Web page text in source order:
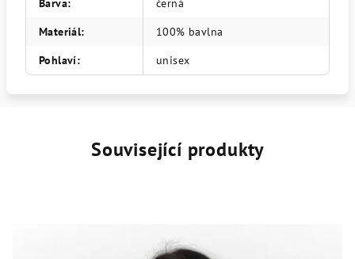
Barva:
černá
Materiál:
100% bavlna
Pohlaví: unisex
Související produkty